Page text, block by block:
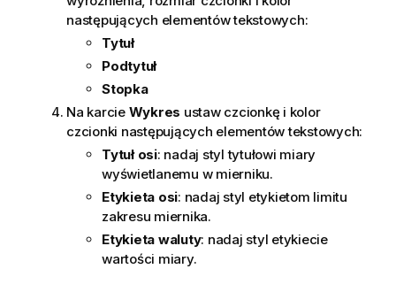
następujących elementów tekstowych:
Tytuł
Podtytuł
Stopka
Na karcie Wykres ustaw czcionkę i kolor
czcionki następujących elementów tekstowych:
Tytuł osi: nadaj styl tytułowi miary
wyświetlanemu w mierniku.
Etykieta osi: nadaj styl etykietom limitu
zakresu miernika.
Etykieta waluty: nadaj styl etykiecie
wartości miary.